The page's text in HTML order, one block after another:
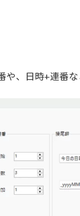
、日時+連番な